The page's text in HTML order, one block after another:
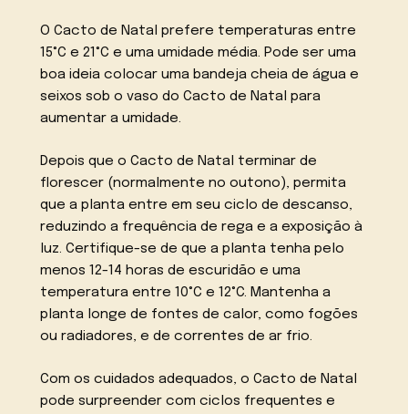
O Cacto de Natal prefere temperaturas entre
15°C e 21°C e uma umidade média. Pode ser uma
boa ideia colocar uma bandeja cheia de água e
seixos sob o vaso do Cacto de Natal para
aumentar a umidade.
Depois que o Cacto de Natal terminar de
florescer (normalmente no outono), permita
que a planta entre em seu ciclo de descanso,
reduzindo a frequência de rega e a exposição à
luz. Certifique-se de que a planta tenha pelo
menos 12-14 horas de escuridão e uma
temperatura entre 10°C e 12°C. Mantenha a
planta longe de fontes de calor, como fogões
ou radiadores, e de correntes de ar frio.
Com os cuidados adequados, o Cacto de Natal
pode surpreender com ciclos frequentes e